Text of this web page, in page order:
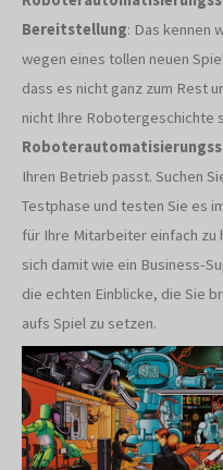
Bereitstellung: Das kennen
wegen eines tollen neuen
dass es nicht ganz zum Rest
nicht Ihre Robotergeschichte
Ihren Betrieb passt. Suchen
Testphase und testen Sie es
für Ihre Mitarbeiter einfach zu
sich damit wie ein Business-
die echten Einblicke, die Sie
aufs Spiel zu setzen.